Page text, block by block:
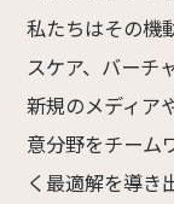
私たちはその機
スケア、バーチ
新規のメディア
意分野をチーム
く最適解を導き